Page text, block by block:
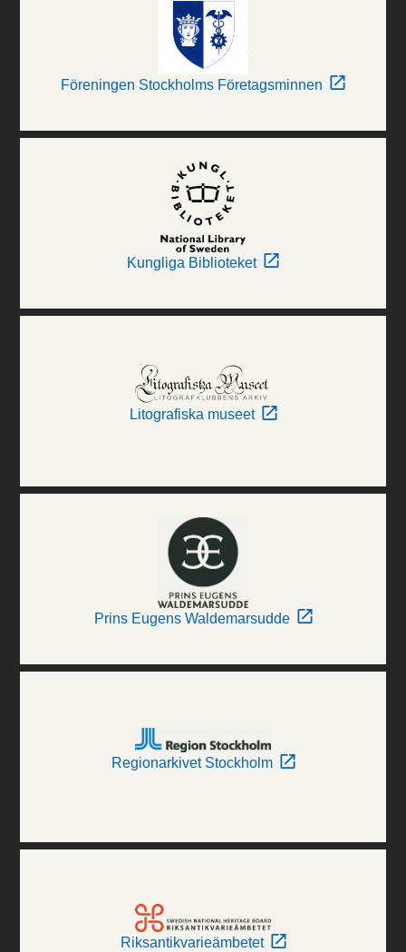
Föreningen Stockholms Företagsminnen
Kungliga Biblioteket
Litografiska museet
Prins Eugens Waldemarsudde
Regionarkivet Stockholm
Riksantikvarieämbetet